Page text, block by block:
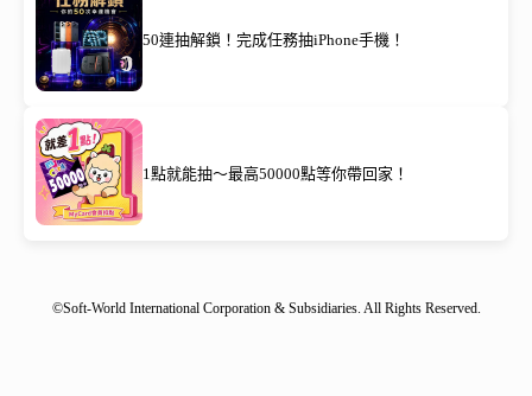
50連抽解鎖！完成任務抽iPhone手機！
1點就能抽～最高50000點等你帶回家！
©Soft-World International Corporation & Subsidiaries. All Rights Reserved.